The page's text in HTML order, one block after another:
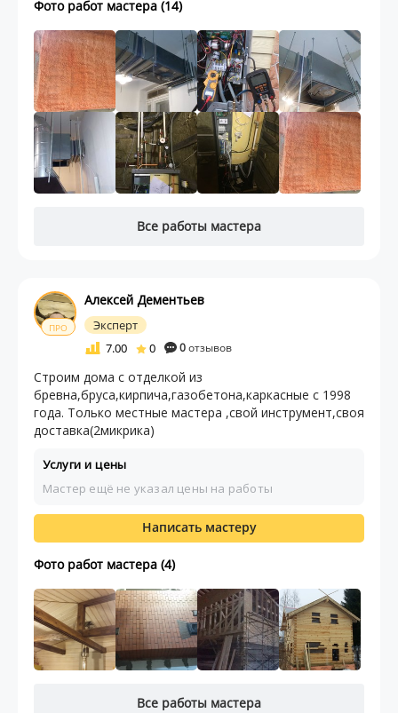
Фото работ мастера (14)
Все работы мастера
ПРО
Алексей Дементьев
Эксперт
7.00
0 0отзывов
Строим дома с отделкой из
бревна,бруса,кирпича,газобетона,каркасные с 1998
года. Только местные мастера ,свой инструмент,своя
доставка(2микрика)
Услуги и цены
Мастер ещё не указал цены на работы
Написать мастеру
Фото работ мастера (4)
Все работы мастера